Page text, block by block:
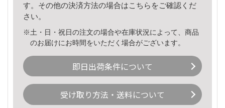
す。その他の決済方法の場合はこちら をご確認くだ
さい。
※土・日・祝日の注文の場合や在庫状況によって、商品
のお届けにお時間をいただく場合がございます。
即日出荷条件について
受け取り方法・送料について